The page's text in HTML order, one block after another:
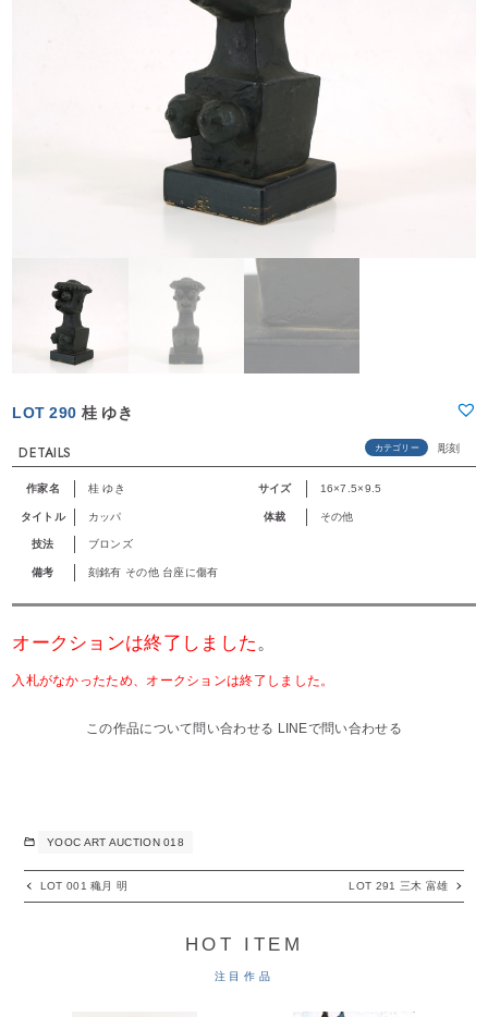
LOT 290 桂 ゆき
DETAILS カテゴリー 彫刻
作家名 桂 ゆき サイズ 16×7.5×9.5
タイトル カッパ 体裁 その他
技法 ブロンズ
備考 刻銘有 その他 台座に傷有
オークションは終了しました 。
入札がなかったため、オークションは終了しました。
この作品について問い合わせる LINEで問い合わせる
YOOC ART AUCTION 018
LOT 001 穐月 明 LOT 291 三木 富雄
HOT ITEM
注目作品